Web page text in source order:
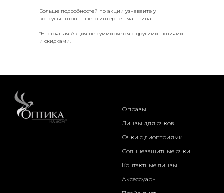
Больше подробностей по акции узнавайте у
консультантов нашего интернет-магазина.
*Настоящая Акция не суммируется с другими акциями
и скидками.
Оправы
Линзы для очков
Очки с диоптриями
Солнцезащитные очки
Контактные линзы
Аксессуары